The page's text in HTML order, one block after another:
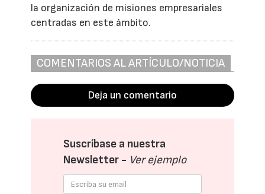
la organización de misiones empresariales
centradas en este ámbito.
COMENTARIOS AL ARTÍCULO/NOTICIA
Deja un comentario
Suscríbase a nuestra
Newsletter - Ver ejemplo